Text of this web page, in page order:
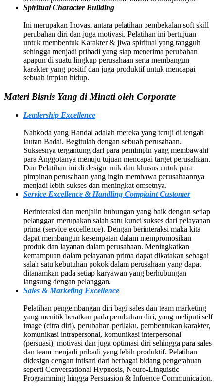
Spiritual Character Building
Ini merupakan Inovasi antara pelatihan pembekalan soft skill
perubahan diri dan juga motivasi. Pelatihan ini bertujuan
untuk membentuk Karakter & jiwa spiritual yang tangguh
sehingga menjadi pribadi yang siap menerima perubahan
apapun di suatu lingkup perusahaan serta membangun
karakter yang positif dan juga produktif untuk mencapai
sebuah impian hidup.
Materi Bisnis Yang di Minati oleh Corporate
Leadership Excellence
Nahkoda yang Handal adalah mereka yang teruji di tengah
lautan Badai. Begitulah dengan sebuah perusahaan.
Suksesnya tergantung dari para pemimpin yang membawahi
para Anggotanya menuju tujuan mencapai target perusahaan.
Dan Pelatihan ini di design unik dan khusus untuk para
pimpinan perusahaan yang ingin membawa perusahaannya
menjadi lebih sukses dan meningkat omsetnya.
Service Excellence & Handling Complaint Customer
Berinteraksi dan menjalin hubungan yang baik dengan setiap
pelanggan merupakan salah satu kunci sukses dari pelayanan
prima (service excellence). Dengan berinteraksi maka kita
dapat membangun kesempatan dalam mempromosikan
produk dan layanan dalam perusahaan. Meningkatkan
kemampuan dalam pelayanan prima dapat dikatakan sebagai
salah satu kebutuhan pokok dalam perusahaan yang dapat
ditanamkan pada setiap karyawan yang berhubungan
langsung dengan pelanggan.
Sales & Marketing Excellence
Pelatihan pengembangan diri bagi sales dan team marketing
yang menitik beratkan pada perubahan diri, yang meliputi self
image (citra diri), perubahan perilaku, pembentukan karakter,
komunikasi intrapersonal, komunikasi interpersonal
(persuasi), motivasi dan juga optimasi diri sehingga para sales
dan team menjadi pribadi yang lebih produktif. Pelatihan
didesign dengan intisari dari berbagai bidang pengetahuan
seperti Conversational Hypnosis, Neuro-Linguistic
Programming hingga Persuasion & Infuence Communication.